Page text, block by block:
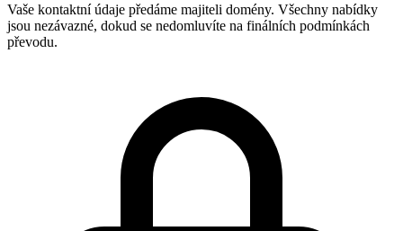
Vaše kontaktní údaje předáme majiteli domény. Všechny nabídky
jsou nezávazné, dokud se nedomluvíte na finálních podmínkách
převodu.